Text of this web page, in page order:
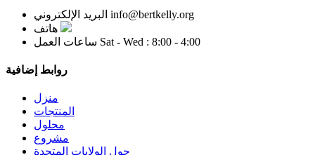
البريد الإلكتروني info@bertkelly.org
هاتف
ساعات العمل Sat - Wed : 8:00 - 4:00
روابط إضافية
منزل
المنتجات
محلول
مشروع
حول الولايات المتحدة